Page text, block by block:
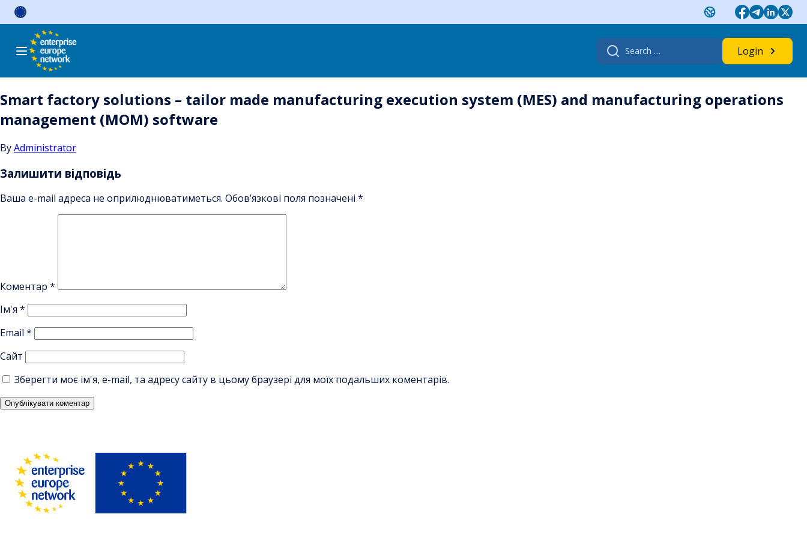
Skip
Search
for:
Login
Smart factory solutions – tailor made manufacturing execution system (MES) and manufacturing operations
management (MOM) software
ByAdministrator
Залишити відповідь
Ваша e-mail адреса не оприлюднюватиметься. Обов’язкові поля позначені *
Коментар *
Ім'я *
Email *
Сайт
Зберегти моє ім'я, e-mail, та адресу сайту в цьому браузері для моїх подальших коментарів.